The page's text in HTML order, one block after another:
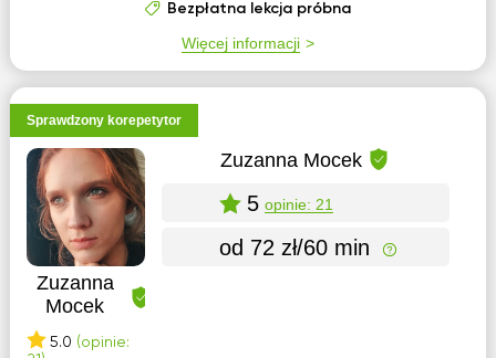
Bezpłatna lekcja próbna
Więcej informacji
Sprawdzony korepetytor
Zuzanna
Mocek
5.0 (opinie:
Zuzanna Mocek
5 opinie: 21
od 72 zł/60 min